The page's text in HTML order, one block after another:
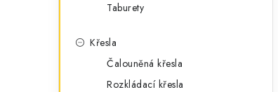
Taburety
Křesla
Čalouněná křesla
Rozkládací křesla